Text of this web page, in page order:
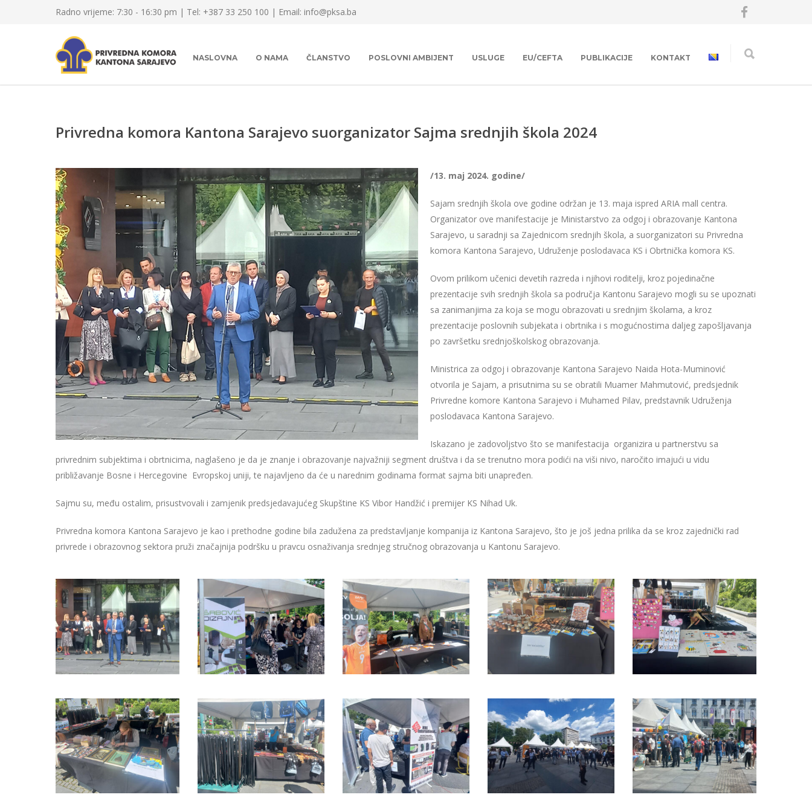
Radno vrijeme: 7:30 - 16:30 pm | Tel: +387 33 250 100 | Email: info@pksa.ba
NASLOVNA O NAMA ČLANSTVO POSLOVNI AMBIJENT USLUGE EU/CEFTA PUBLIKACIJE KONTAKT
Privredna komora Kantona Sarajevo suorganizator Sajma srednjih škola 2024
/13. maj 2024. godine/
Sajam srednjih škola ove godine održan je 13. maja ispred ARIA mall centra.
Organizator ove manifestacije je Ministarstvo za odgoj i obrazovanje Kantona
Sarajevo, u saradnji sa Zajednicom srednjih škola, a suorganizatori su Privredna
komora Kantona Sarajevo, Udruženje poslodavaca KS i Obrtnička komora KS.
Ovom prilikom učenici devetih razreda i njihovi roditelji, kroz pojedinačne
prezentacije svih srednjih škola sa područja Kantonu Sarajevo mogli su se upoznati
sa zanimanjima za koja se mogu obrazovati u srednjim školama, a kroz
prezentacije poslovnih subjekata i obrtnika i s mogućnostima daljeg zapošljavanja
po završetku srednjoškolskog obrazovanja.
Ministrica za odgoj i obrazovanje Kantona Sarajevo Naida Hota-Muminović
otvorila je Sajam, a prisutnima su se obratili Muamer Mahmutović, predsjednik
Privredne komore Kantona Sarajevo i Muhamed Pilav, predstavnik Udruženja
poslodavaca Kantona Sarajevo.
Iskazano je zadovoljstvo što se manifestacija organizira u partnerstvu sa
privrednim subjektima i obrtnicima, naglašeno je da je znanje i obrazovanje najvažniji segment društva i da se trenutno mora podići na viši nivo, naročito imajući u vidu
približavanje Bosne i Hercegovine Evropskoj uniji, te najavljeno da će u narednim godinama format sajma biti unapređen.
Sajmu su, među ostalim, prisustvovali i zamjenik predsjedavajućeg Skupštine KS Vibor Handžić i premijer KS Nihad Uk.
Privredna komora Kantona Sarajevo je kao i prethodne godine bila zadužena za predstavljanje kompanija iz Kantona Sarajevo, što je još jedna prilika da se kroz zajednički rad
privrede i obrazovnog sektora pruži značajnija podršku u pravcu osnaživanja srednjeg stručnog obrazovanja u Kantonu Sarajevo.